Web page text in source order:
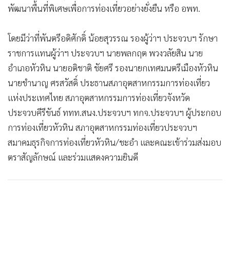
พัฒนาพื้นที่พิเศษเพื่อการท่องเที่ยวอย่างยั่งยืน หรือ อพท.
โดยมีว่าที่พันตรีอดิศักดิ์ น้อยสุวรรณ รองผู้ว่าฯ ประจวบฯ รักษา
ราชการแทนผู้ว่าฯ ประจวบฯ นายพลกฤต พวงวลัยสิน นาย
อำเภอหัวหิน นายอติชาติ ชัยศรี รองนายกเทศมนตรีเมืองหัวหิน
นายชำนาญ ศรสวัสดิ์ ประธานสภาอุตสาหกรรมการท่องเที่ยว
แห่งประเทศไทย สภาอุตสาหกรรมการท่องเที่ยวจังหวัด
ประจวบคีรีขันธ์ ททท.สนง.ประจวบฯ ทกจ.ประจวบฯ ผู้ประกอบ
การท่องเที่ยวหัวหิน สภาอุตสาหกรรมท่องเที่ยวประจวบฯ
สมาคมธุรกิจการท่องเที่ยวหัวหิน/ชะอำ และคณะเข้าร่วมส่งมอบ
ตราสัญลักษณ์ และร่วมแสดงความยินดี